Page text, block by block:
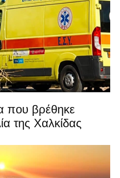
που βρέθηκε
της Χαλκίδας